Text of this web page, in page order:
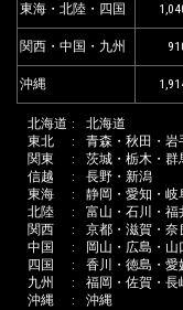
東海・北陸・四国
関西・中国・九州
沖縄
北海道
北海道
東北
青森・秋田・岩
関東
茨城・栃木・
信越
長野・新潟
東海
静岡・愛知・岐
北陸
富山・石川・福
関西
京都・滋賀・
中国
岡山・広島・
四国
香川・徳島・愛
九州
福岡・佐賀・長
沖縄
沖縄